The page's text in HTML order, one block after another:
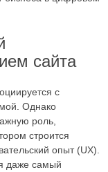
сайта
с
Однако
роль,
строится
опыт (UX).
даже самый